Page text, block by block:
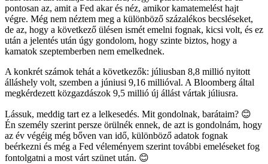
pontosan az, amit a Fed akar és néz, amikor kamatemelést hajt
végre. Még nem néztem meg a különböző százalékos becsléseket,
de az, hogy a következő ülésen ismét emelni fognak, kicsi volt, és ez
után a jelentés után úgy gondolom, hogy szinte biztos, hogy a
kamatok szeptemberben nem emelkednek.
A konkrét számok tehát a következők: júliusban 8,8 millió nyitott
álláshely volt, szemben a júniusi 9,16 millióval. A Bloomberg által
megkérdezett közgazdászok 9,5 millió új állást vártak júliusra.
Lássuk, meddig tart ez a lelkesedés. Mit gondolnak, barátaim? 😊
Én személy szerint persze örülnék ennek, de azt is gondolnám, hogy
az év végéig még bőven van idő, különböző adatok fognak
beérkezni és még a Fed véleményem szerint további emeléseket fog
fontolgatni a most várt szünet után. 😊